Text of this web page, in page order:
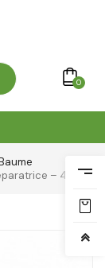
0
– 40 ML